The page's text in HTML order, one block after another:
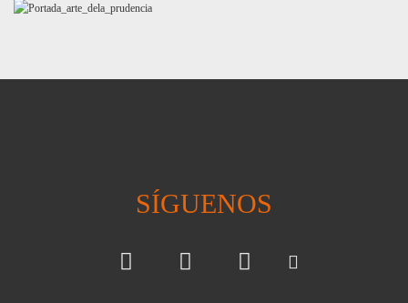
SÍGUENOS